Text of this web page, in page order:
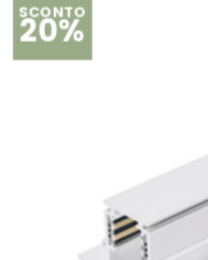
SCONTO
20%